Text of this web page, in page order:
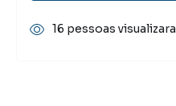
16 pessoas